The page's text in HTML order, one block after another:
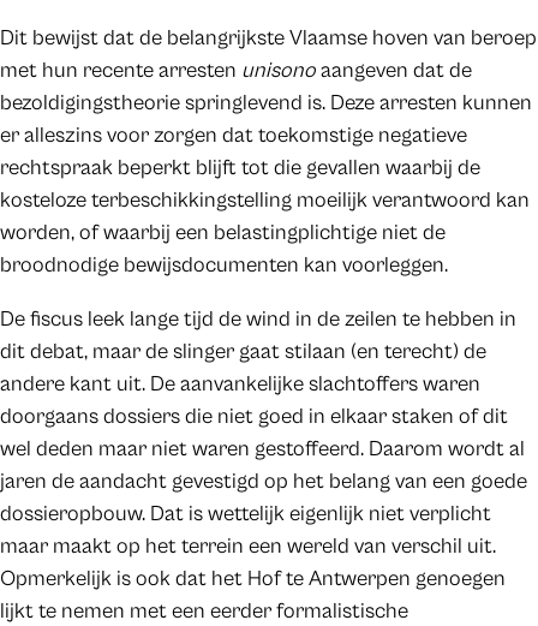
Dit bewijst dat de belangrijkste Vlaamse hoven van beroep
met hun recente arresten unisonoaangeven dat de
bezoldigingstheorie springlevend is. Deze arresten kunnen
er alleszins voor zorgen dat toekomstige negatieve
rechtspraak beperkt blijft tot die gevallen waarbij de
kosteloze terbeschikkingstelling moeilijk verantwoord kan
worden, of waarbij een belastingplichtige niet de
broodnodige bewijsdocumenten kan voorleggen.
De fiscus leek lange tijd de wind in de zeilen te hebben in
dit debat, maar de slinger gaat stilaan (en terecht) de
andere kant uit. De aanvankelijke slachtoffers waren
doorgaans dossiers die niet goed in elkaar staken of dit
wel deden maar niet waren gestoffeerd. Daarom wordt al
jaren de aandacht gevestigd op het belang van een goede
dossieropbouw. Dat is wettelijk eigenlijk niet verplicht
maar maakt op het terrein een wereld van verschil uit.
Opmerkelijk is ook dat het Hof te Antwerpen genoegen
lijkt te nemen met een eerder formalistische